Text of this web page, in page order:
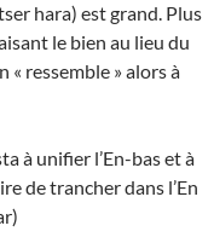
hara) est grand. Plus
le bien au lieu du
ressemble » alors à
à unifier l’En-bas et à
de trancher dans l’En